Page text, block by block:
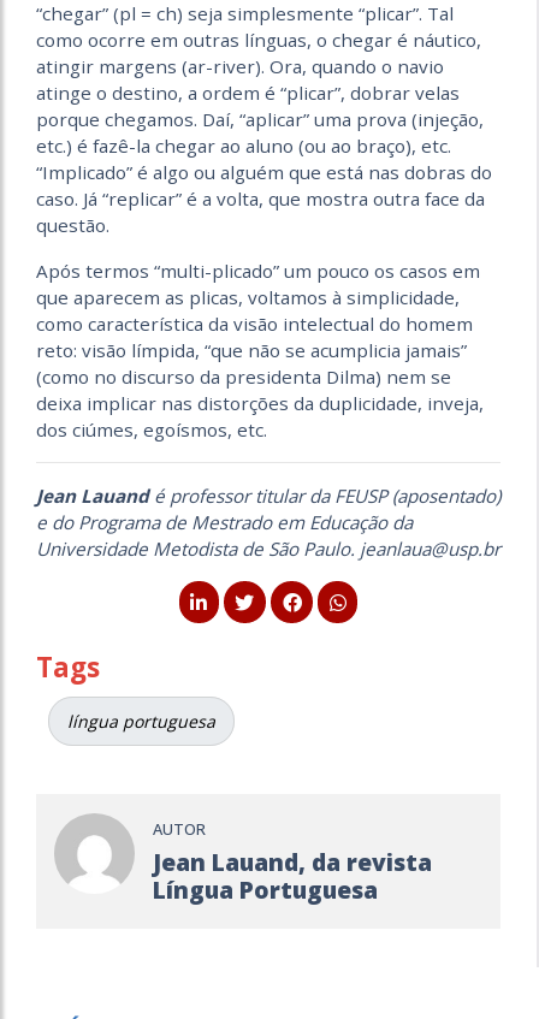
“chegar” (pl = ch) seja simplesmente “plicar”. Tal
como ocorre em outras línguas, o chegar é náutico,
atingir margens (ar-river). Ora, quando o navio
atinge o destino, a ordem é “plicar”, dobrar velas
porque chegamos. Daí, “aplicar” uma prova (injeção,
etc.) é fazê-la chegar ao aluno (ou ao braço), etc.
“Implicado” é algo ou alguém que está nas dobras do
caso. Já “replicar” é a volta, que mostra outra face da
questão.
Após termos “multi-plicado” um pouco os casos em
que aparecem as plicas, voltamos à simplicidade,
como característica da visão intelectual do homem
reto: visão límpida, “que não se acumplicia jamais”
(como no discurso da presidenta Dilma) nem se
deixa implicar nas distorções da duplicidade, inveja,
dos ciúmes, egoísmos, etc.
Jean Lauandé professor titular da FEUSP (aposentado)
e do Programa de Mestrado em Educação da
Universidade Metodista de São Paulo. jeanlaua@usp.br
Tags
língua portuguesa
AUTOR
Jean Lauand, da revista
Língua Portuguesa